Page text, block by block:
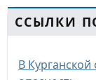
ССЫЛКИ
В